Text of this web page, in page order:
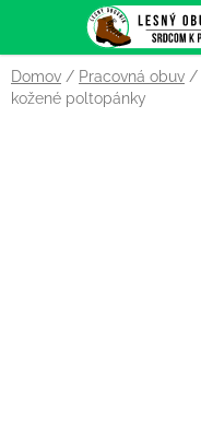
obsah
Domov / Pracovná obuv /
kožené poltopánky